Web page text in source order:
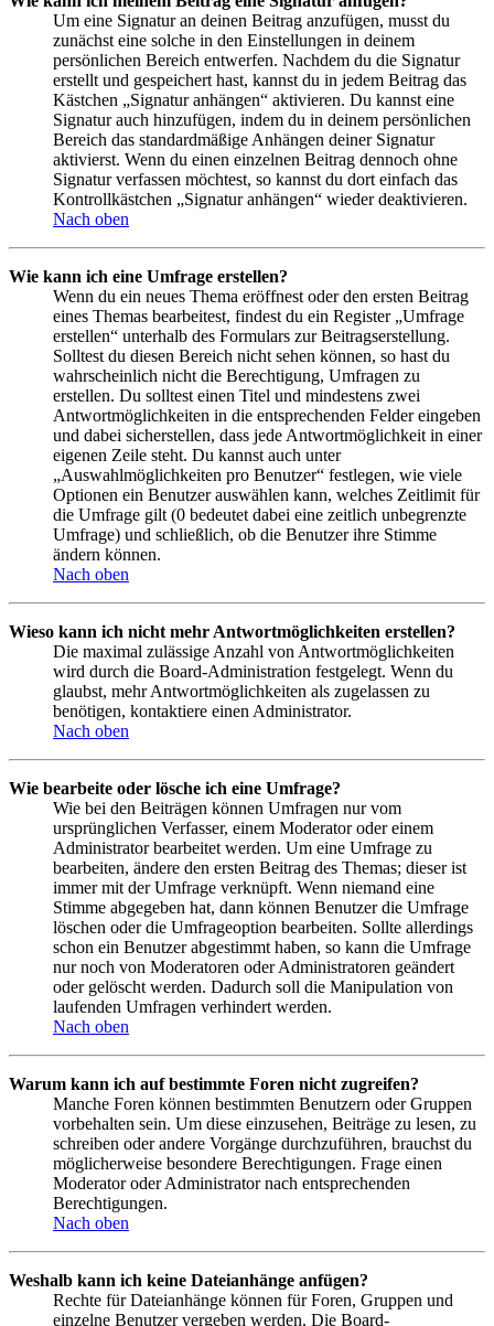
Um eine Signatur an deinen Beitrag anzufügen, musst du
zunächst eine solche in den Einstellungen in deinem
persönlichen Bereich entwerfen. Nachdem du die Signatur
erstellt und gespeichert hast, kannst du in jedem Beitrag das
Kästchen „Signatur anhängen“ aktivieren. Du kannst eine
Signatur auch hinzufügen, indem du in deinem persönlichen
Bereich das standardmäßige Anhängen deiner Signatur
aktivierst. Wenn du einen einzelnen Beitrag dennoch ohne
Signatur verfassen möchtest, so kannst du dort einfach das
Kontrollkästchen „Signatur anhängen“ wieder deaktivieren.
Nach oben
Wie kann ich eine Umfrage erstellen?
Wenn du ein neues Thema eröffnest oder den ersten Beitrag
eines Themas bearbeitest, findest du ein Register „Umfrage
erstellen“ unterhalb des Formulars zur Beitragserstellung.
Solltest du diesen Bereich nicht sehen können, so hast du
wahrscheinlich nicht die Berechtigung, Umfragen zu
erstellen. Du solltest einen Titel und mindestens zwei
Antwortmöglichkeiten in die entsprechenden Felder eingeben
und dabei sicherstellen, dass jede Antwortmöglichkeit in einer
eigenen Zeile steht. Du kannst auch unter
„Auswahlmöglichkeiten pro Benutzer“ festlegen, wie viele
Optionen ein Benutzer auswählen kann, welches Zeitlimit für
die Umfrage gilt (0 bedeutet dabei eine zeitlich unbegrenzte
Umfrage) und schließlich, ob die Benutzer ihre Stimme
ändern können.
Nach oben
Wieso kann ich nicht mehr Antwortmöglichkeiten erstellen?
Die maximal zulässige Anzahl von Antwortmöglichkeiten
wird durch die Board-Administration festgelegt. Wenn du
glaubst, mehr Antwortmöglichkeiten als zugelassen zu
benötigen, kontaktiere einen Administrator.
Nach oben
Wie bearbeite oder lösche ich eine Umfrage?
Wie bei den Beiträgen können Umfragen nur vom
ursprünglichen Verfasser, einem Moderator oder einem
Administrator bearbeitet werden. Um eine Umfrage zu
bearbeiten, ändere den ersten Beitrag des Themas; dieser ist
immer mit der Umfrage verknüpft. Wenn niemand eine
Stimme abgegeben hat, dann können Benutzer die Umfrage
löschen oder die Umfrageoption bearbeiten. Sollte allerdings
schon ein Benutzer abgestimmt haben, so kann die Umfrage
nur noch von Moderatoren oder Administratoren geändert
oder gelöscht werden. Dadurch soll die Manipulation von
laufenden Umfragen verhindert werden.
Nach oben
Warum kann ich auf bestimmte Foren nicht zugreifen?
Manche Foren können bestimmten Benutzern oder Gruppen
vorbehalten sein. Um diese einzusehen, Beiträge zu lesen, zu
schreiben oder andere Vorgänge durchzuführen, brauchst du
möglicherweise besondere Berechtigungen. Frage einen
Moderator oder Administrator nach entsprechenden
Berechtigungen.
Nach oben
Weshalb kann ich keine Dateianhänge anfügen?
Rechte für Dateianhänge können für Foren, Gruppen und
einzelne Benutzer vergeben werden. Die Board-